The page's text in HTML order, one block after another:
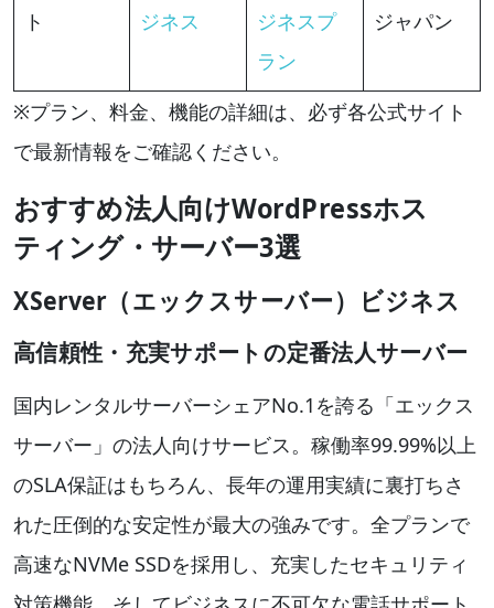
ト
ジネス
ジネスプ
ラン
ジャパン
※プラン、料金、機能の詳細は、必ず各公式サイト
で最新情報をご確認ください。
おすすめ法人向けWordPressホス
ティング・サーバー3選
XServer（エックスサーバー）ビジネス
高信頼性・充実サポートの定番法人サーバー
国内レンタルサーバーシェアNo.1を誇る「エックス
サーバー」の法人向けサービス。稼働率99.99%以上
のSLA保証はもちろん、長年の運用実績に裏打ちさ
れた圧倒的な安定性が最大の強みです。全プランで
高速なNVMe SSDを採用し、充実したセキュリティ